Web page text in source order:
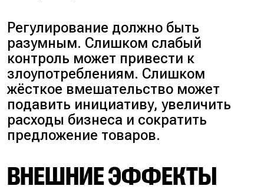
Регулирование должно быть
разумным. Слишком слабый
контроль может привести к
злоупотреблениям. Слишком
жёсткое вмешательство может
подавить инициативу, увеличить
расходы бизнеса и сократить
предложение товаров.
ВНЕШНИЕ ЭФФЕКТЫ